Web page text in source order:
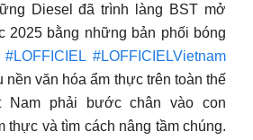
Diesel đã trình làng BST mở
2025 bằng những bản phối bóng
#LOFFICIEL #LOFFICIELVietnam
nền văn hóa ẩm thực trên toàn thế
Nam phải bước chân vào con
thực và tìm cách nâng tầm chúng.